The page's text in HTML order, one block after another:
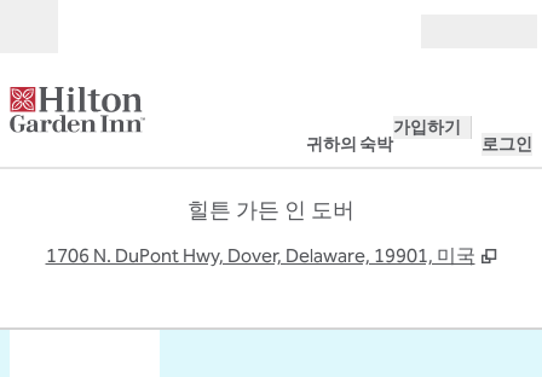
귀하의 숙박
가입하기
로그인
힐튼 가든 인 도버
1706 N. DuPont Hwy, Dover, Delaware, 19901, 미국 ,